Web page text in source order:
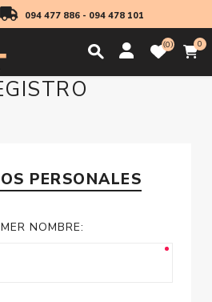
094 477 886- 094 478 101
0 0
PERSONALES
NOMBRE: